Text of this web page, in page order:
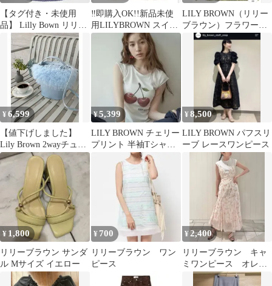
【タグ付き・未使用
品】 Lilly Bown リリー
ブラウン フラワー 刺繍
ワンピース ラベンダー
1 ロング マキシ プリー
ン ローウエスト 花柄
ノースリーブ チュール
‼︎即購入OK!!新品未使
用LILYBROWN スイッ
チングブラウス アイボ
LILY BROWN（リリー
ブラウン）フラワーク
ロスステッチリボンパ
¥6,599
【値下げしました】
Lily Brown 2wayチュー
ル切り替えバッグ
¥5,399
LILY BROWN チェリー
プリント 半袖Tシャツ
¥8,500
LILY BROWN パフスリ
ーブ レースワンピース
¥ 1,800
リリーブラウン サンダ
ル Mサイズ イエロー
¥ 700
リリーブラウン ワン
ピース
¥2,400
リリーブラウン キャ
ミワンピース オレン